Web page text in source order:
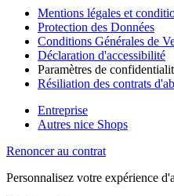
Mentions légales et
Protection des Données
Conditions Générales de
Déclaration d'accessibilité
Paramètres de
Résiliation des contrats
Entreprise
Autres nice Shops
Renoncer au contrat
Personnalisez votre expérience